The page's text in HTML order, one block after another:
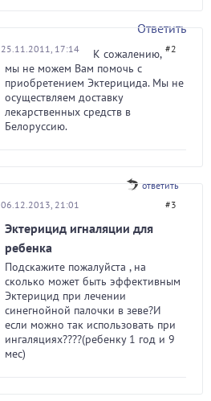
Ответить
25.11.2011, 17:14 #2
К сожалению,
мы не можем Вам помочь с
приобретением Эктерицида. Мы не
осуществляем доставку
лекарственных средств в
Белоруссию.
ответить
06.12.2013, 21:01 #3
Эктерицид игналяции для
ребенка
Подскажите пожалуйста , на
сколько может быть эффективным
Эктерицид при лечении
синегнойной палочки в зеве?И
если можно так использовать при
ингаляциях????(ребенку 1 год и 9
мес)